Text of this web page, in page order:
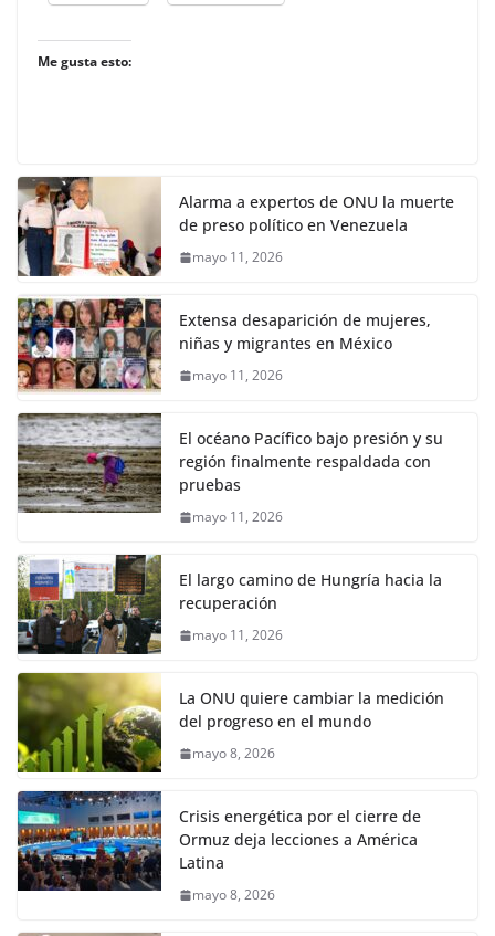
Me gusta esto:
Alarma a expertos de ONU la muerte
de preso político en Venezuela
mayo 11, 2026
Extensa desaparición de mujeres,
niñas y migrantes en México
mayo 11, 2026
El océano Pacífico bajo presión y su
región finalmente respaldada con
pruebas
mayo 11, 2026
El largo camino de Hungría hacia la
recuperación
mayo 11, 2026
La ONU quiere cambiar la medición
del progreso en el mundo
mayo 8, 2026
Crisis energética por el cierre de
Ormuz deja lecciones a América
Latina
mayo 8, 2026